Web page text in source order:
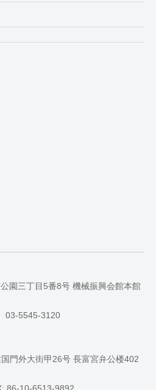
園三丁目5番8号 機械振興会館本館
03-5545-3120
門外大街甲26号 長富宮弁公楼402